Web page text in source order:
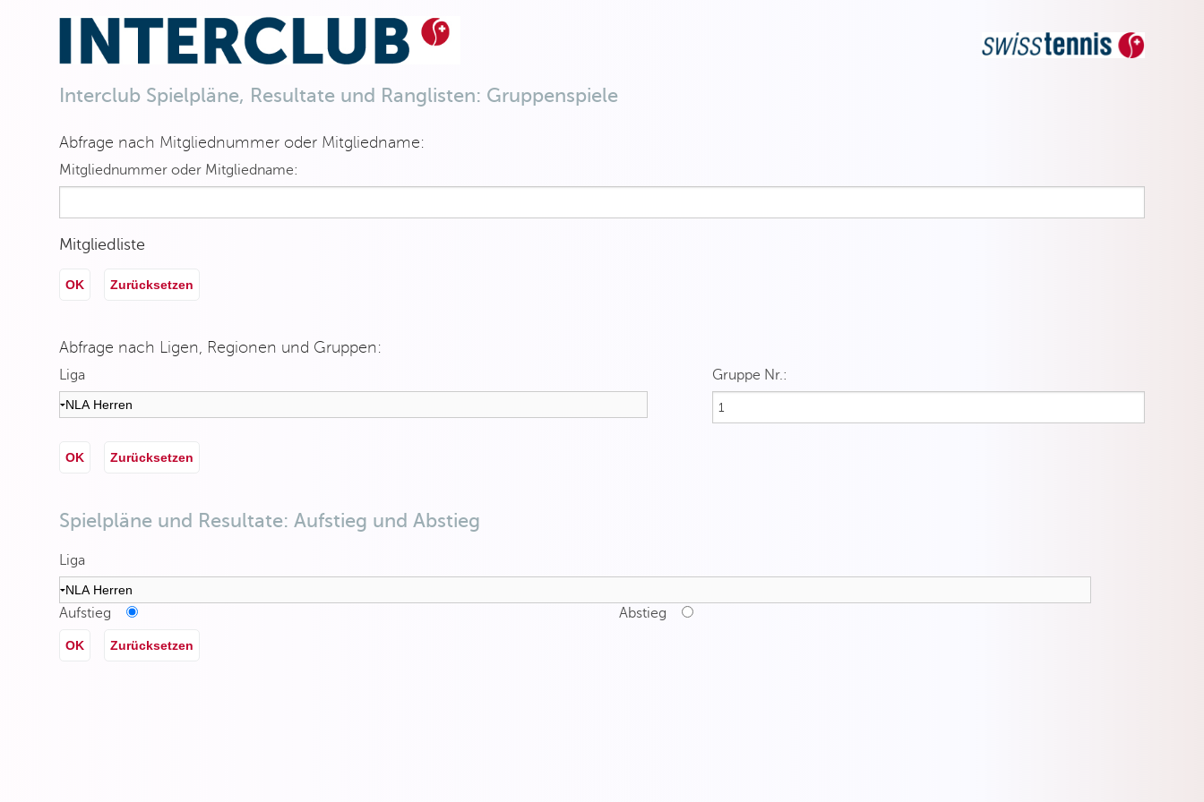
Interclub Spielpläne, Resultate und Ranglisten: Gruppenspiele
Abfrage nach Mitgliednummer oder Mitgliedname:
Mitgliednummer oder Mitgliedname:
Mitgliedliste
OK Zurücksetzen
Abfrage nach Ligen, Regionen und Gruppen:
Liga Gruppe Nr.:
OK Zurücksetzen
Spielpläne und Resultate: Aufstieg und Abstieg
Liga
Aufstieg Abstieg
OK Zurücksetzen